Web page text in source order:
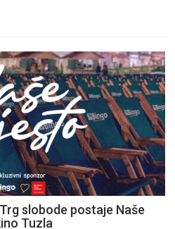
slobode postaje Naše
Tuzla